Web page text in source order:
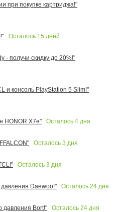
при покупке картриджа!"
Осталось 15 дней
- получи скидку до 20%!"
и консоль PlayStation 5 Slim!"
HONOR X7e"
Осталось 4 дня
Осталось 3 дня
Осталось 3 дня
Daewoo!"
Осталось 24 дня
давления Bort!"
Осталось 24 дня